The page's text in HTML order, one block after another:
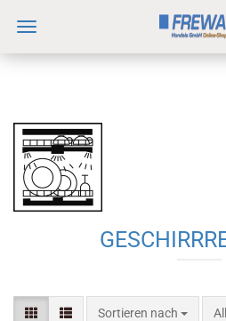
Sortieren nach